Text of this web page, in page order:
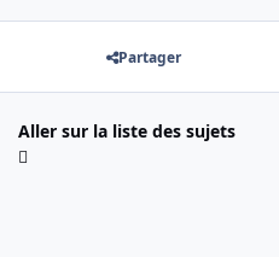
Partager
Aller sur la liste des sujets